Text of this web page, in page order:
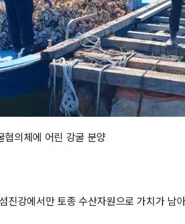
협의체에 어린 강굴 분양
진강에서만 토종 수산자원으로 가치가 남